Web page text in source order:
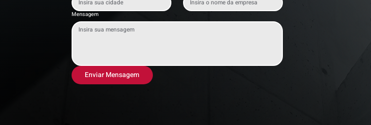
Mensagem
Enviar Mensagem